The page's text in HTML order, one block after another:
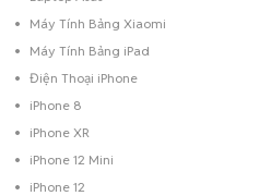
Máy Tính Bảng Xiaomi
Máy Tính Bảng iPad
Điện Thoại iPhone
iPhone 8
iPhone XR
iPhone 12 Mini
iPhone 12